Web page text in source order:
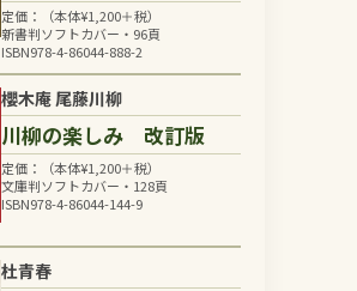
定価：（本体¥1,200＋税）
新書判ソフトカバー・96頁
ISBN978-4-86044-888-2
櫻木庵 尾藤川柳
川柳の楽しみ 改訂版
定価：（本体¥1,200＋税）
文庫判ソフトカバー・128頁
ISBN978-4-86044-144-9
杜青春